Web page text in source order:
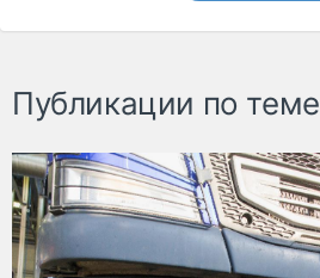
Публикации по теме